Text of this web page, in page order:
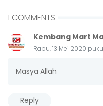
1 COMMENTS
Kembang Mart
Rabu, 13 Mei 2020
Masya Allah
Reply